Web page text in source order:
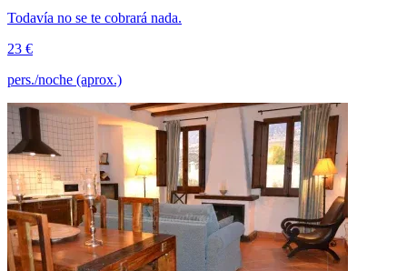
Todavía no se te cobrará nada.
23 €
pers./noche (aprox.)